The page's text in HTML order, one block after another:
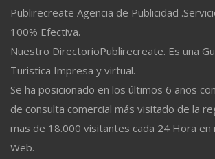
Publirecreate Agencia de Publicidad
100% Efectiva.
Nuestro DirectorioPublirecreate. Es una
Turistica Impresa y virtual.
Se ha posicionado en los últimos 6 años
de consulta comercial más visitado de la
mas de 18.000 visitantes cada 24 Hora
Web.